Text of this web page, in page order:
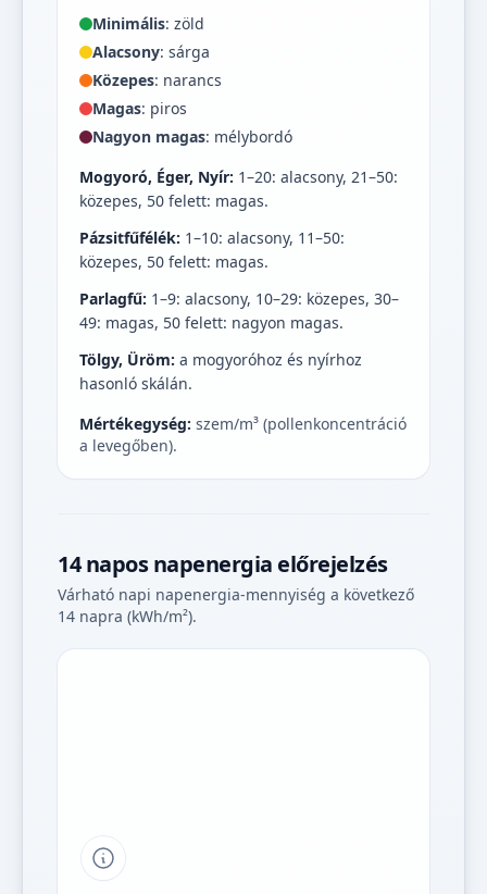
Minimális: zöld
Alacsony: sárga
Közepes: narancs
Magas: piros
Nagyon magas: mélybordó
Mogyoró, Éger, Nyír: 1–20: alacsony, 21–50:
közepes, 50 felett: magas.
Pázsitfűfélék: 1–10: alacsony, 11–50:
közepes, 50 felett: magas.
Parlagfű: 1–9: alacsony, 10–29: közepes, 30–
49: magas, 50 felett: nagyon magas.
Tölgy, Üröm: a mogyoróhoz és nyírhoz
hasonló skálán.
Mértékegység: szem/m³ (pollenkoncentráció
a levegőben).
14 napos napenergia előrejelzés
Várható napi napenergia-mennyiség a következő
14 napra (kWh/m²).
Tipp a grafikon jelmagyarázatához